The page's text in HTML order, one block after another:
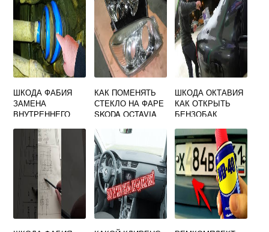
ШКОДА ФАБИЯ
ЗАМЕНА
ВНУТРЕННЕГО
КАК ПОМЕНЯТЬ
СТЕКЛО НА ФАРЕ
SKODA OCTAVIA
ШКОДА ОКТАВИЯ
КАК ОТКРЫТЬ
БЕНЗОБАК